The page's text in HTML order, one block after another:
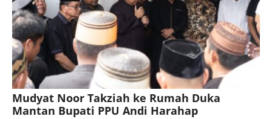
Mudyat Noor Takziah ke Rumah Duka
Mantan Bupati PPU Andi Harahap